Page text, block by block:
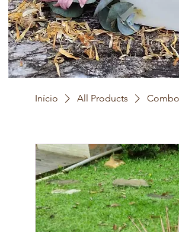
Início All Products